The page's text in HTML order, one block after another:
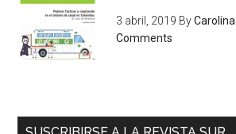
3 abril, 2019 By
Comments